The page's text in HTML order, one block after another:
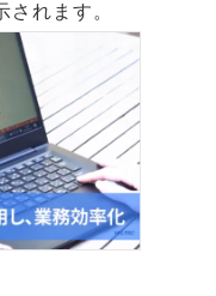
れます。